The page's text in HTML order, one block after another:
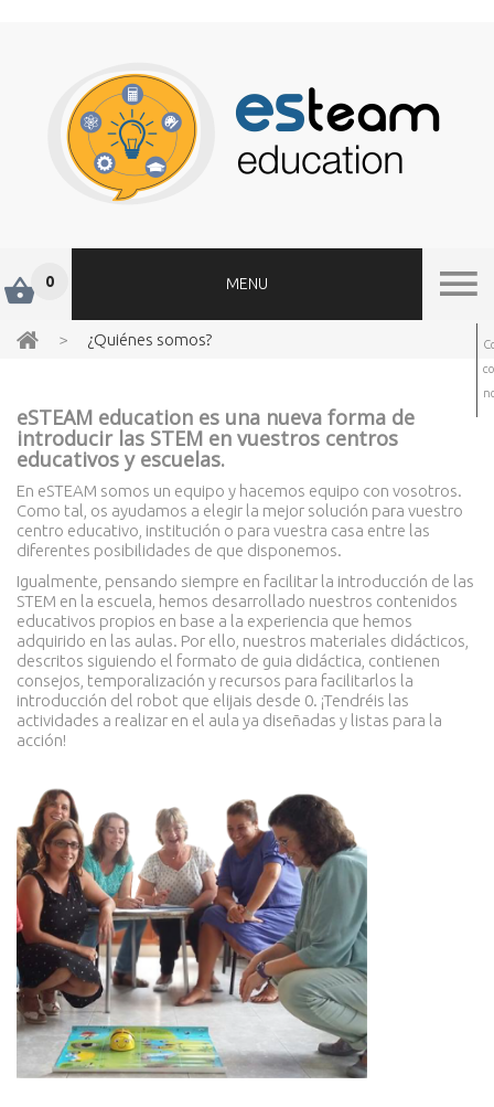
0 MENU
> ¿Quiénes somos?
eSTEAM education es una nueva forma de
introducir las STEM en vuestros centros
educativos y escuelas.
En eSTEAM somos un equipo y hacemos equipo con vosotros.
Como tal, os ayudamos a elegir la mejor solución para vuestro
centro educativo, institución o para vuestra casa entre las
diferentes posibilidades de que disponemos.
Igualmente, pensando siempre en facilitar la introducción de las
STEM en la escuela, hemos desarrollado nuestros contenidos
educativos propios en base a la experiencia que hemos
adquirido en las aulas. Por ello, nuestros materiales didácticos,
descritos siguiendo el formato de guia didáctica, contienen
consejos, temporalización y recursos para facilitarlos la
introducción del robot que elijais desde 0. ¡Tendréis las
actividades a realizar en el aula ya diseñadas y listas para la
acción!